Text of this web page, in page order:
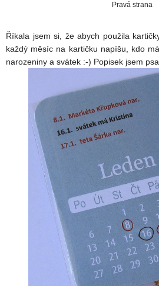
Pravá strana
Říkala jsem si, že abych použila
každý měsíc na kartičku napíšu, kdo
narozeniny a svátek :-) Popisek jsem